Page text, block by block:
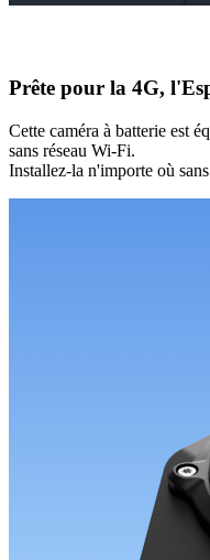
Prête pour la 4G,
Cette caméra à batterie est
sans réseau Wi-Fi.
Installez-la n'importe où